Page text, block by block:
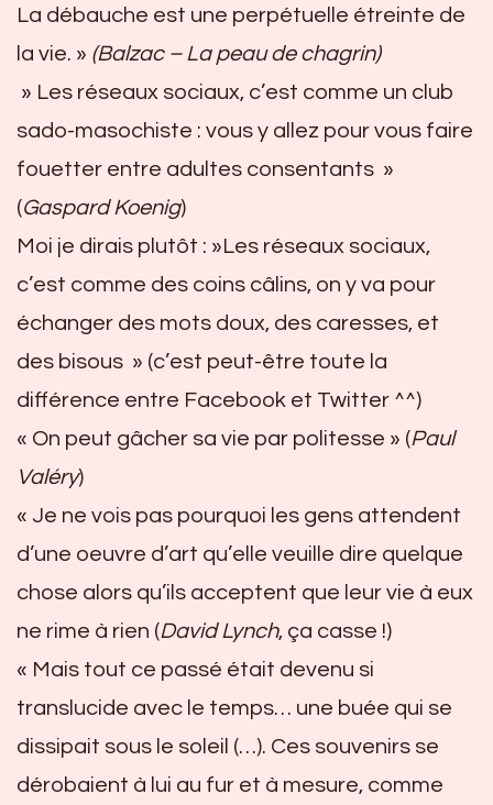
La débauche est une perpétuelle étreinte de
la vie. » (Balzac – La peau de chagrin)
» Les réseaux sociaux, c’est comme un club
sado-masochiste : vous y allez pour vous faire
fouetter entre adultes consentants »
(Gaspard Koenig)
Moi je dirais plutôt : »Les réseaux sociaux,
c’est comme des coins câlins, on y va pour
échanger des mots doux, des caresses, et
des bisous » (c’est peut-être toute la
différence entre Facebook et Twitter ^^)
« On peut gâcher sa vie par politesse » (Paul
Valéry)
« Je ne vois pas pourquoi les gens attendent
d’une oeuvre d’art qu’elle veuille dire quelque
chose alors qu’ils acceptent que leur vie à eux
ne rime à rien (David Lynch, ça casse !)
« Mais tout ce passé était devenu si
translucide avec le temps… une buée qui se
dissipait sous le soleil (…). Ces souvenirs se
dérobaient à lui au fur et à mesure, comme